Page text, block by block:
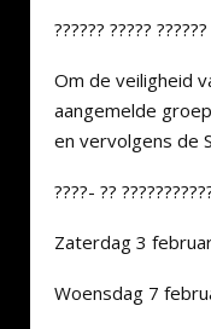
?????? ?????
Om de veiligheid
aangemelde
en vervolgens de
????- ??
Zaterdag 3
Woensdag 7